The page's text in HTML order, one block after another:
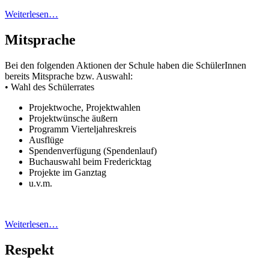
Weiterlesen…
Mitsprache
Bei den folgenden Aktionen der Schule haben die SchülerInnen
bereits Mitsprache bzw. Auswahl:
• Wahl des Schülerrates
Projektwoche, Projektwahlen
Projektwünsche äußern
Programm Vierteljahreskreis
Ausflüge
Spendenverfügung (Spendenlauf)
Buchauswahl beim Fredericktag
Projekte im Ganztag
u.v.m.
Weiterlesen…
Respekt